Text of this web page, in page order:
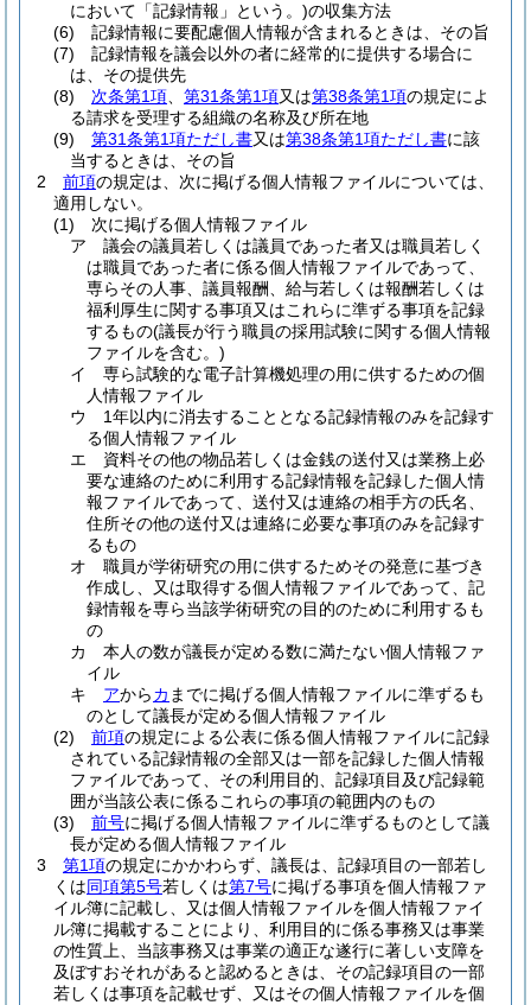
において「記録情報」という。)の収集方法
(6)
記録情報に要配慮個人情報が含まれるときは、その旨
(7)
記録情報を議会以外の者に経常的に提供する場合に
は、その提供先
(8)
次条第1項 第31条第1項又は第38条第1項の規定によ
る請求を受理する組織の名称及び所在地
(9)
第31条第1項ただし書又は第38条第1項ただし書に該
当するときは、その旨
2
前項の規定は、次に掲げる個人情報ファイルについては、
適用しない。
(1)
次に掲げる個人情報ファイル
ア
議会の議員若しくは議員であった者又は職員若しく
は職員であった者に係る個人情報ファイルであって、
専らその人事、議員報酬、給与若しくは報酬若しくは
福利厚生に関する事項又はこれらに準ずる事項を記録
するもの(議長が行う職員の採用試験に関する個人情報
ファイルを含む。)
イ
専ら試験的な電子計算機処理の用に供するための個
人情報ファイル
ウ
1年以内に消去することとなる記録情報のみを記録す
る個人情報ファイル
エ
資料その他の物品若しくは金銭の送付又は業務上必
要な連絡のために利用する記録情報を記録した個人情
報ファイルであって、送付又は連絡の相手方の氏名、
住所その他の送付又は連絡に必要な事項のみを記録す
るもの
オ
職員が学術研究の用に供するためその発意に基づき
作成し、又は取得する個人情報ファイルであって、記
録情報を専ら当該学術研究の目的のために利用するも
の
カ
本人の数が議長が定める数に満たない個人情報ファ
イル
キ
アからカ までに掲げる個人情報ファイルに準ずるも
のとして議長が定める個人情報ファイル
(2)
前項の規定による公表に係る個人情報ファイルに記録
されている記録情報の全部又は一部を記録した個人情報
ファイルであって、その利用目的、記録項目及び記録範
囲が当該公表に係るこれらの事項の範囲内のもの
(3)
前号に掲げる個人情報ファイルに準ずるものとして議
長が定める個人情報ファイル
3
第1項の規定にかかわらず、議長は、記録項目の一部若し
くは同項第5号若しくは第7号に掲げる事項を個人情報ファ
イル簿に記載し、又は個人情報ファイルを個人情報ファイ
ル簿に掲載することにより、利用目的に係る事務又は事業
の性質上、当該事務又は事業の適正な遂行に著しい支障を
及ぼすおそれがあると認めるときは、その記録項目の一部
若しくは事項を記載せず、又はその個人情報ファイルを個